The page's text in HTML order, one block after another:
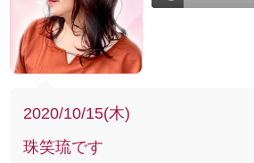
2020/10/15(木)
珠笑琉です